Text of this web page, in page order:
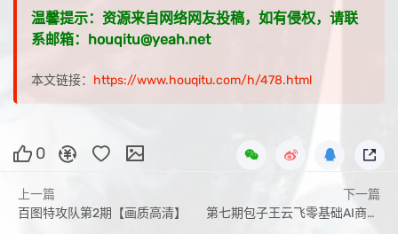
温馨提示：资源来自网络网友投稿，如有侵权，请联
系邮箱：houqitu@yeah.net
本文链接： https://www.houqitu.com/h/478.html
0
上一篇
百图特攻队第2期【画质高清】
下一篇
第七期包子王云飞零基础AI商业插画全能班2020年新课（画质高清全套完整）